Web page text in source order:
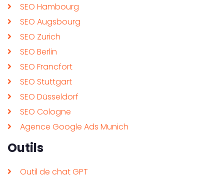
SEO Hambourg
SEO Augsbourg
SEO Zurich
SEO Berlin
SEO Francfort
SEO Stuttgart
SEO Düsseldorf
SEO Cologne
Agence Google Ads Munich
Outils
Outil de chat GPT